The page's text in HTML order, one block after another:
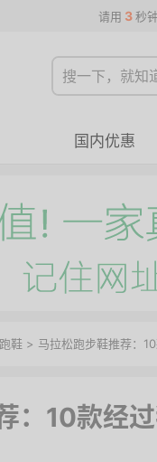
请用 3 秒
国内优惠
跑鞋 > 马拉松跑步鞋推荐：
：10款经